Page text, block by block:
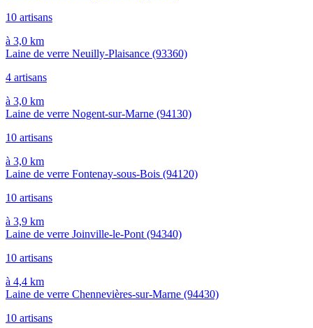
10 artisans
à 3,0 km
Laine de verre Neuilly-Plaisance (93360)
4 artisans
à 3,0 km
Laine de verre Nogent-sur-Marne (94130)
10 artisans
à 3,0 km
Laine de verre Fontenay-sous-Bois (94120)
10 artisans
à 3,9 km
Laine de verre Joinville-le-Pont (94340)
10 artisans
à 4,4 km
Laine de verre Chennevières-sur-Marne (94430)
10 artisans